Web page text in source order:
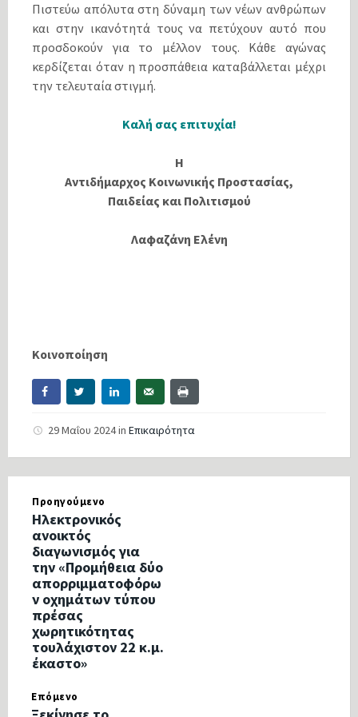
Πιστεύω απόλυτα στη δύναμη των νέων ανθρώπων
και στην ικανότητά τους να πετύχουν αυτό που
προσδοκούν για το μέλλον τους. Κάθε αγώνας
κερδίζεται όταν η προσπάθεια καταβάλλεται μέχρι
την τελευταία στιγμή.
Καλή σας επιτυχία!
Η
Αντιδήμαρχος Κοινωνικής Προστασίας,
Παιδείας και Πολιτισμού
Λαφαζάνη Ελένη
Κοινοποίηση
29 Μαΐου 2024in Επικαιρότητα
Προηγούμενο
Ηλεκτρονικός
ανοικτός
διαγωνισμός για
την «Προμήθεια δύο
απορριμματοφόρω
ν οχημάτων τύπου
πρέσας
χωρητικότητας
τουλάχιστον 22 κ.μ.
έκαστο»
Επόμενο